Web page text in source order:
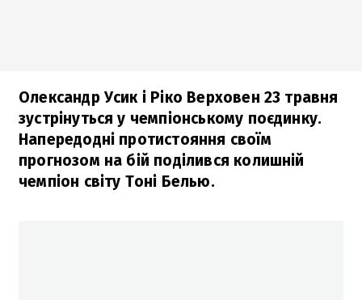
Олександр Усик і Ріко Верховен 23 травня
зустрінуться у чемпіонському поєдинку.
Напередодні протистояння своїм
прогнозом на бій поділився колишній
чемпіон світу Тоні Белью.